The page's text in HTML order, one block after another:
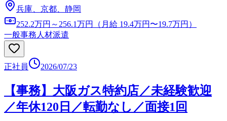
兵庫、京都、静岡
252.2万円～256.1万円（月給 19.4万円〜19.7万円）
一般事務 人材派遣
正社員 2026/07/23
【事務】大阪ガス特約店／未経験歓迎
／年休120日／転勤なし／面接1回